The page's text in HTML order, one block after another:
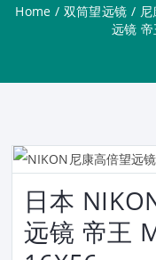
Home / 双筒望远镜 / 尼
远镜
日本
远镜 帝王